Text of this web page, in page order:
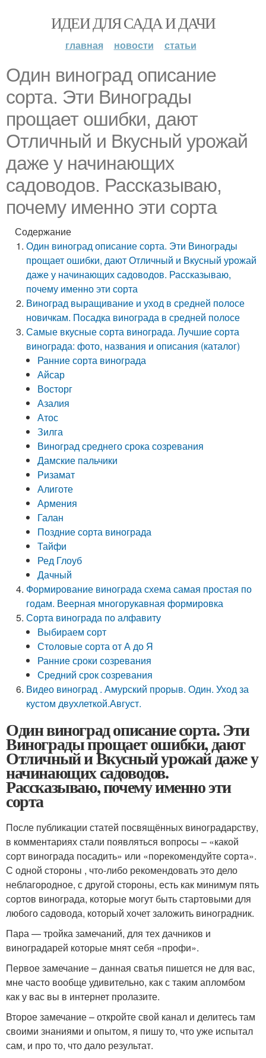
ИДЕИ ДЛЯ САДА И ДАЧИ
главная новости статьи
Один виноград описание
сорта. Эти Винограды
прощает ошибки, дают
Отличный и Вкусный урожай
даже у начинающих
садоводов. Рассказываю,
почему именно эти сорта
Содержание
Один виноград описание сорта. Эти Винограды
прощает ошибки, дают Отличный и Вкусный урожай
даже у начинающих садоводов. Рассказываю,
почему именно эти сорта
Виноград выращивание и уход в средней полосе
новичкам. Посадка винограда в средней полосе
Самые вкусные сорта винограда. Лучшие сорта
винограда: фото, названия и описания (каталог)
Ранние сорта винограда
Айсар
Восторг
Азалия
Атос
Зилга
Виноград среднего срока созревания
Дамские пальчики
Ризамат
Алиготе
Армения
Галан
Поздние сорта винограда
Тайфи
Ред Глоуб
Дачный
Формирование винограда схема самая простая по
годам. Веерная многорукавная формировка
Сорта винограда по алфавиту
Выбираем сорт
Столовые сорта от А до Я
Ранние сроки созревания
Средний срок созревания
Видео виноград . Амурский прорыв. Один. Уход за
кустом двухлеткой.Август.
Один виноград описание сорта. Эти
Винограды прощает ошибки, дают
Отличный и Вкусный урожай даже у
начинающих садоводов.
Рассказываю, почему именно эти
сорта
После публикации статей посвящённых виноградарству,
в комментариях стали появляться вопросы – «какой
сорт винограда посадить» или «порекомендуйте сорта».
С одной стороны , что-либо рекомендовать это дело
неблагородное, с другой стороны, есть как минимум пять
сортов винограда, которые могут быть стартовыми для
любого садовода, который хочет заложить виноградник.
Пара — тройка замечаний, для тех дачников и
виноградарей которые мнят себя «профи».
Первое замечание – данная сватья пишется не для вас,
мне часто вообще удивительно, как с таким апломбом
как у вас вы в интернет пролазите.
Второе замечание – откройте свой канал и делитесь там
своими знаниями и опытом, я пишу то, что уже испытал
сам, и про то, что дало результат.